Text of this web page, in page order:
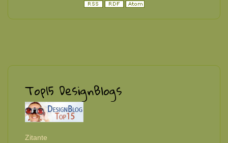
Top15 DesignBlogs
Zitante